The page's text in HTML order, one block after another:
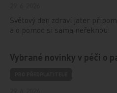
Světový den zdraví jater
a o pomoc si sama neřeknou.
Vybrané novinky v péči o